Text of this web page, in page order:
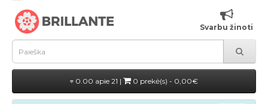
Svarbu žinoti
0.00 apie 21 | 0 prekė(s) - 0,00€